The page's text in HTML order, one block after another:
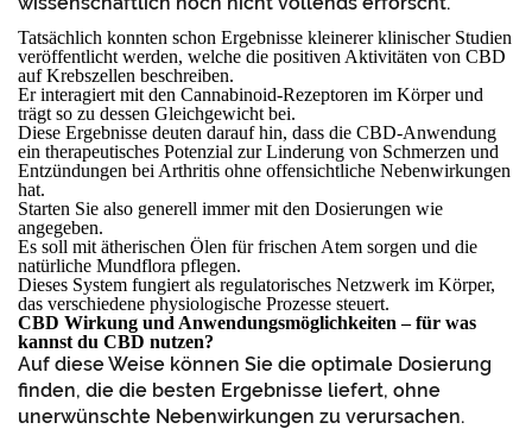
Tatsächlich konnten schon Ergebnisse kleinerer klinischer Studien
veröffentlicht werden, welche die positiven Aktivitäten von CBD
auf Krebszellen beschreiben.
Er interagiert mit den Cannabinoid-Rezeptoren im Körper und
trägt so zu dessen Gleichgewicht bei.
Diese Ergebnisse deuten darauf hin, dass die CBD-Anwendung
ein therapeutisches Potenzial zur Linderung von Schmerzen und
Entzündungen bei Arthritis ohne offensichtliche Nebenwirkungen
hat.
Starten Sie also generell immer mit den Dosierungen wie
angegeben.
Es soll mit ätherischen Ölen für frischen Atem sorgen und die
natürliche Mundflora pflegen.
Dieses System fungiert als regulatorisches Netzwerk im Körper,
das verschiedene physiologische Prozesse steuert.
CBD Wirkung und Anwendungsmöglichkeiten – für was
kannst du CBD nutzen?
Auf diese Weise können Sie die optimale Dosierung
finden, die die besten Ergebnisse liefert, ohne
unerwünschte Nebenwirkungen zu verursachen.